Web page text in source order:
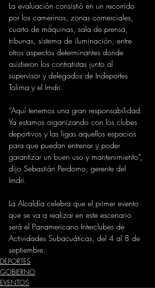
La evaluación consistió en un recorrido
por los camerinos, zonas comerciales,
cuarto de máquinas, sala de prensa,
tribunas, sistema de iluminación, entre
otros aspectos determinantes donde
asistieron los contratistas junto al
supervisor y delegados de Indeportes
Tolima y el Imdri.
“Aquí tenemos una gran responsabilidad.
Ya estamos organizando con los clubes
deportivos y las ligas aquellos espacios
para que puedan entrenar y poder
garantizar un buen uso y mantenimiento”,
dijo Sebastián Perdomo, gerente del
Imdri.
La Alcaldía celebra que el primer evento
que se va a realizar en este escenario
será el Panamericano Interclubes de
Actividades Subacuáticas, del 4 al 8 de
septiembre.
DEPORTES
GOBIERNO
EVENTOS